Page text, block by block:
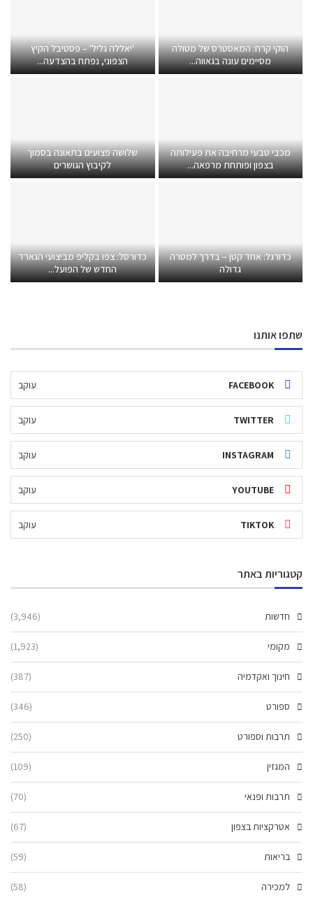
הוקי קרח: המאסטרס של מטולה
מסיימים עונה בגאווה...
'יאללה גליל' – פסטיבל הקיץ
הצפוני, נפתח בהצדעה...
מכבי טבעי מרחיבה את פעילותה
בצפון ופותחת מרפאה...
שלושה פצועים בתאונה בסמוך
לקיבוץ הגושרים
כדורגל: אחד קטן – בדרך למטרה
גדולה
כדורסל: צפו בקליפ מביצועי הגארד
החדש של הפועל...
שתפו אותנו
FACEBOOK עוקב
TWITTER עוקב
INSTAGRAM עוקב
YOUTUBE עוקב
TIKTOK עוקב
קטגוריות באתר
חדשות (3,946)
מקומי (1,923)
חינוך ואקדמיה (387)
ספורט (346)
תרבות וספורט (250)
המגזין (109)
תרבות ופנאי (70)
אטרקציות בצפון (67)
בריאות (59)
למכירה (58)